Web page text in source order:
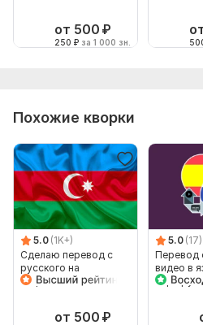
от 500 ₽
250 ₽ за 1 000 зн.
Похожие кворки
5.0 (1K+)
Сделаю перевод с
русского на
азербайджанский и
от 500 ₽
5.0 (17)
Перевод
видео в
паре